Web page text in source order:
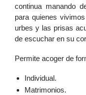
continua manando
para quienes
urbes y las prisas
de escuchar en su
Permite acoger de
Individual.
Matrimonios.